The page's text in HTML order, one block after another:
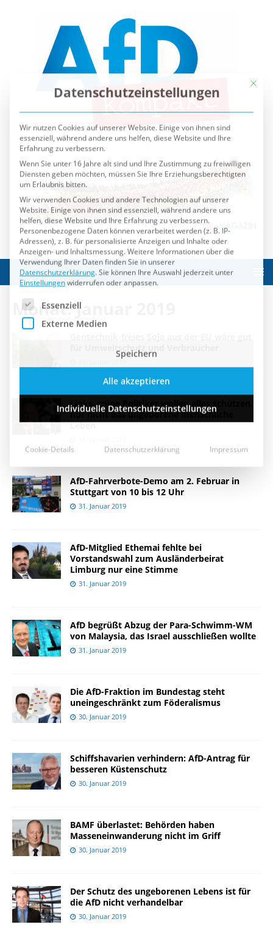
Monat:Januar 2019
für Umweltschutz und Verbraucher
31. Januar 2019
Links-grüne Politiker wollen alles schützen,
nur nicht das ungeborene menschliche
Leben
AfD-Fahrverbote-Demo am 2. Februar in
Stuttgart von 10 bis 12 Uhr
31. Januar 2019
AfD-Mitglied Ethemai fehlte bei
Vorstandswahl zum Ausländerbeirat
Limburg nur eine Stimme
31. Januar 2019
AfD begrüßt Abzug der Para-Schwimm-WM
von Malaysia, das Israel ausschließen wollte
31. Januar 2019
Die AfD-Fraktion im Bundestag steht
uneingeschränkt zum Föderalismus
30. Januar 2019
Schiffshavarien verhindern: AfD-Antrag für
besseren Küstenschutz
30. Januar 2019
BAMF überlastet: Behörden haben
Masseneinwanderung nicht im Griff
30. Januar 2019
Der Schutz des ungeborenen Lebens ist für
die AfD nicht verhandelbar
30. Januar 2019
Datenschutzeinstellungen
Wir nutzen Cookies auf unserer Website. Einige von ihnen sind
essenziell, während andere uns helfen, diese Website und Ihre
Wenn Sie unter 16 Jahre alt sind und Ihre Zustimmung zu freiwilligen
Diensten geben möchten, müssen Sie Ihre Erziehungsberechtigten
Wir verwenden Cookies und andere Technologien auf unserer
Website. Einige von ihnen sind essenziell, während andere uns
helfen, diese Website und Ihre Erfahrung zu verbessern.
Personenbezogene Daten können verarbeitet werden (z. B. IP-
Adressen), z. B. für personalisierte Anzeigen und Inhalte oder
Anzeigen- und Inhaltsmessung.
Verwendung Ihrer Daten finden Sie in unserer
Datenschutzerklärung.Sie können Ihre Auswahl jederzeit unter
Einstellungenwiderrufen oder anpassen.
Es folgt eine Liste der Service-Gruppen, für die eine
Essenziell
Externe Medien
Speichern
Datenschutzerklärung